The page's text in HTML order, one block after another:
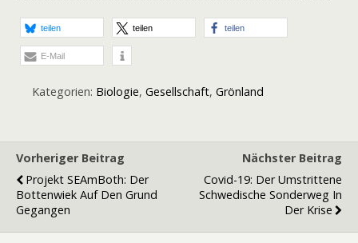
teilen teilen teilen
E-Mail
Kategorien: Biologie, Gesellschaft, Grönland
Vorheriger Beitrag
Projekt SEAmBoth: Der
Bottenwiek Auf Den Grund
Gegangen
Nächster Beitrag
Covid-19: Der Umstrittene
Schwedische Sonderweg In
Der Krise